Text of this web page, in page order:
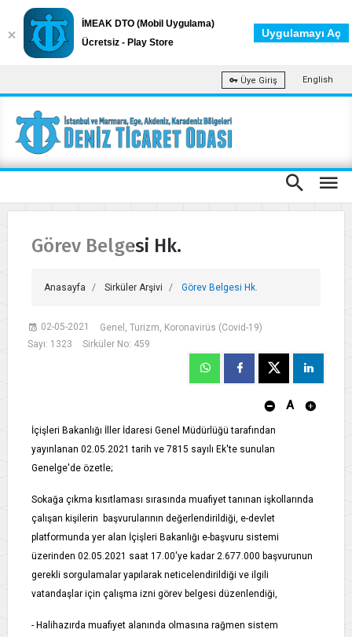
Üye Giriş English
Görev Belgesi Hk.
Anasayfa Sirküler Arşivi Görev Belgesi Hk.
02-05-2021
Genel, Turizm, Koronavirüs (Covid-19)
Sayı: 1323
Sirküler No: 459
A
İçişleri Bakanlığı İller İdaresi Genel Müdürlüğü tarafından
yayınlanan 02.05.2021 tarih ve 7815 sayılı Ek'te sunulan
Genelge'de özetle;
Sokağa çıkma kısıtlaması sırasında muafiyet tanınan işkollarında
çalışan kişilerin başvurularının değerlendirildiği, e­-devlet
platformunda yer alan İçişleri Bakanlığı e-­başvuru sistemi
üzerinden 02.05.2021 saat 17.00'ye kadar 2.677.000 başvurunun
gerekli sorgulamalar yapılarak neticelendirildiği ve ilgili
vatandaşlar için çalışma izni görev belgesi düzenlendiği,
- Halihazırda muafiyet alanında olmasına rağmen sistem
İMEAK DTO (Mobil Uygulama)
Ücretsiz - Play Store
Uygulamayı Aç